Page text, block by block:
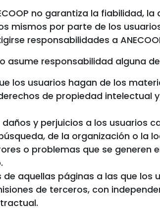
no garantiza la fiabilidad,
mismos por parte de los
responsabilidades a
asume responsabilidad alguna
los usuarios hagan de los
de propiedad intelectual
daños y perjuicios a los usuarios
de la organización o la
o problemas que se
de aquellas páginas a las que los
de terceros, con